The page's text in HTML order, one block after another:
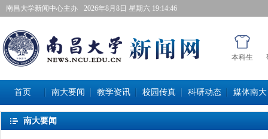
南昌大学新闻中心主办 2026年8月8日星期六 19:14:46
本科生
首页 南大要闻 教学资讯 校园传真 科研动态 媒体南大
南大要闻